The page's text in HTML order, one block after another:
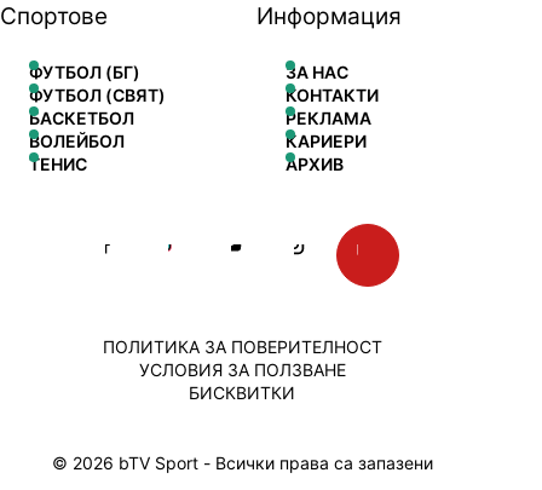
Спортове
ФУТБОЛ (БГ)
ФУТБОЛ (СВЯТ)
БАСКЕТБОЛ
ВОЛЕЙБОЛ
ТЕНИС
Информация
ЗА НАС
КОНТАКТИ
РЕКЛАМА
КАРИЕРИ
АРХИВ
© 2026 bTV Sport - Всички права са запазени
ПОЛИТИКА ЗА ПОВЕРИТЕЛНОСТ
УСЛОВИЯ ЗА ПОЛЗВАНЕ
БИСКВИТКИ